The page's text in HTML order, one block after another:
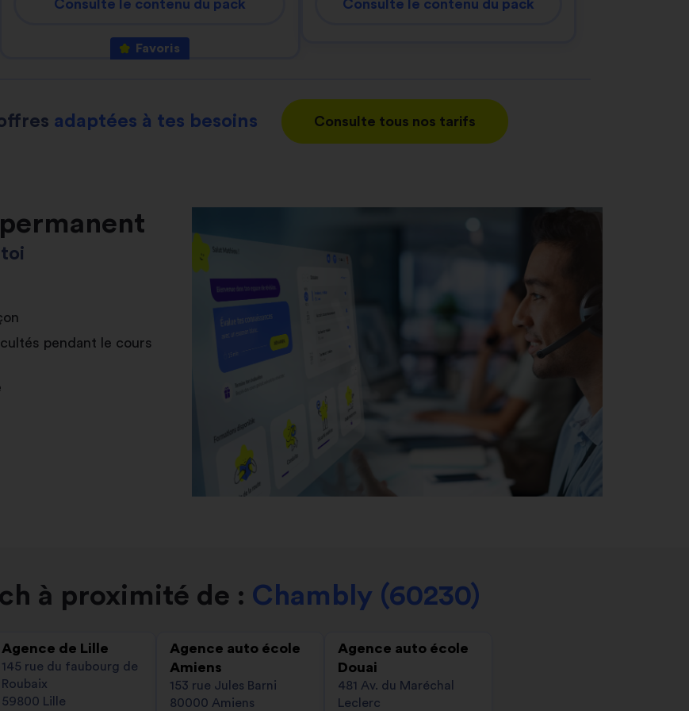
Consulte le contenu du pack
Favoris
Consulte le contenu du pack
adaptées à tes besoins Consulte tous nos tarifs
pendant le cours
à proximité de : Chambly (60230)
Agence de Lille
145 rue du faubourg de
Roubaix
59800 Lille
Agence auto école
Amiens
153 rue Jules Barni
80000 Amiens
Agence auto école
Douai
481 Av. du Maréchal
Leclerc